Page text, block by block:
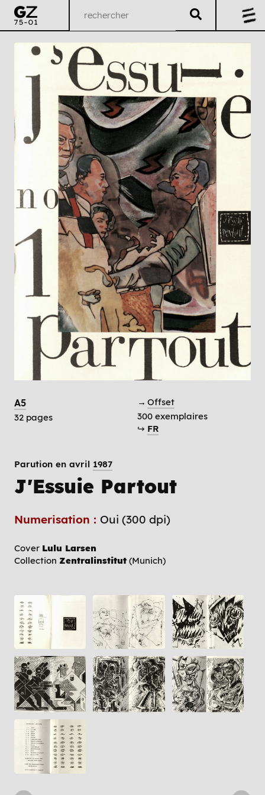
A5
32 pages
→ Offset
300 exemplaires
↪ FR
Parution en avril 1987
J'Essuie Partout
Numerisation : Oui (300 dpi)
Cover Lulu Larsen
Collection Zentralinstitut (Munich)